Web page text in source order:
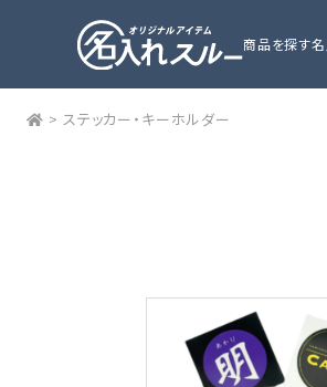
商品を探す
> ステッカー・キーホルダー